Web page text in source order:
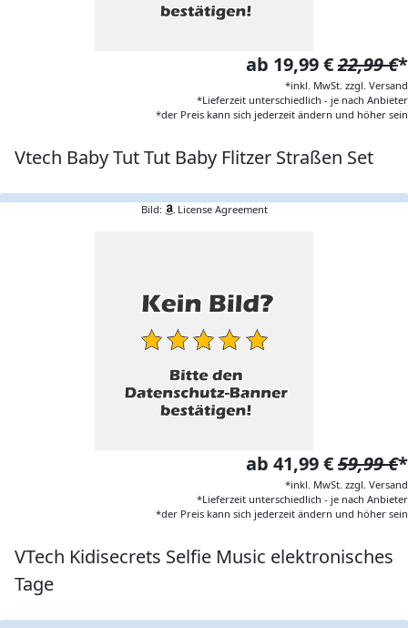
ab 19,99 €22,99 €*
*inkl. MwSt. zzgl. Versand
*Lieferzeit unterschiedlich - je nach Anbieter
*der Preis kann sich jederzeit ändern und höher sein
Vtech Baby Tut Tut Baby Flitzer Straßen Set
Bild: License Agreement
ab 41,99 €59,99 €*
*inkl. MwSt. zzgl. Versand
*Lieferzeit unterschiedlich - je nach Anbieter
*der Preis kann sich jederzeit ändern und höher sein
VTech Kidisecrets Selfie Music elektronisches
Tage